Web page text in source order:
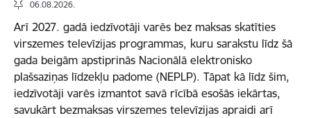
06.08.2026.
Arī 2027. gadā iedzīvotāji varēs bez maksas skatīties
virszemes televīzijas programmas, kuru sarakstu līdz šā
gada beigām apstiprinās Nacionālā elektronisko
plašsaziņas līdzekļu padome (NEPLP). Tāpat kā līdz šim,
iedzīvotāji varēs izmantot savā rīcībā esošās iekārtas,
savukārt bezmaksas virszemes televīzijas apraidi arī